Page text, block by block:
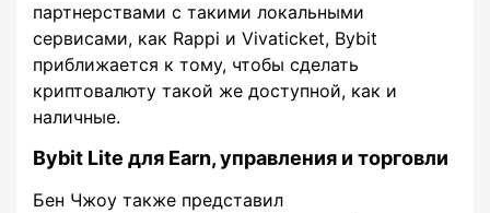
партнерствами с такими локальными
сервисами, как Rappi и Vivaticket, Bybit
приближается к тому, чтобы сделать
криптовалюту такой же доступной, как и
наличные.
Bybit Lite для Earn, управления и торговли
Бен Чжоу также представил